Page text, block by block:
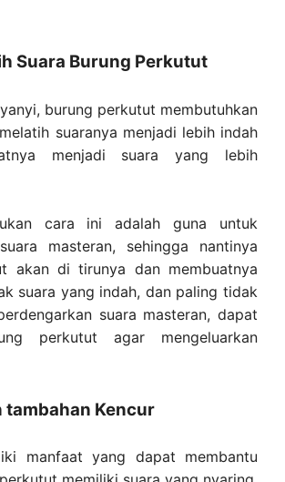
Suara Burung Perkutut
burung perkutut membutuhkan
suaranya menjadi lebih indah
menjadi suara yang lebih
cara ini adalah guna untuk
masteran, sehingga nantinya
akan di tirunya dan membuatnya
suara yang indah, dan paling tidak
suara masteran, dapat
perkutut agar mengeluarkan
tambahan Kencur
manfaat yang dapat membantu